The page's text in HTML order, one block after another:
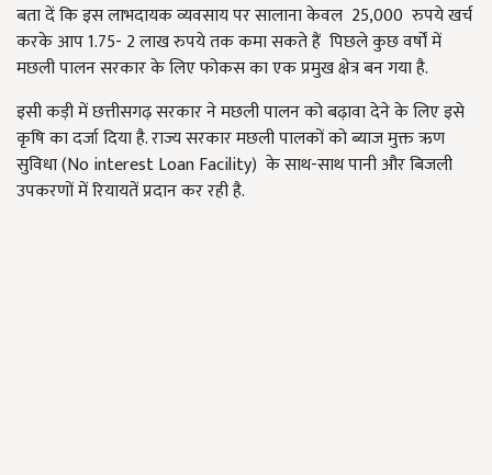
बता दें कि इस लाभदायक व्यवसाय पर सालाना केवल 25,000 रुपये खर्च
करके आप 1.75- 2 लाख रुपये तक कमा सकते हैं पिछले कुछ वर्षों में
मछली पालन सरकार के लिए फोकस का एक प्रमुख क्षेत्र बन गया है.
इसी कड़ी में छत्तीसगढ़ सरकार ने मछली पालन को बढ़ावा देने के लिए इसे
कृषि का दर्जा दिया है. राज्य सरकार मछली पालकों को ब्याज मुक्त ऋण
सुविधा (No interest Loan Facility) के साथ-साथ पानी और बिजली
उपकरणों में रियायतें प्रदान कर रही है.